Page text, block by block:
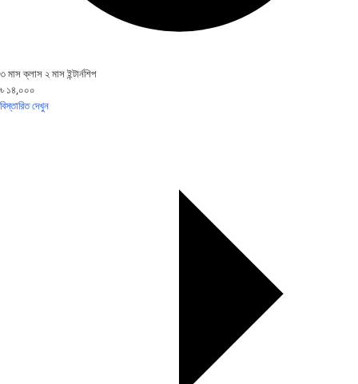
৩ মাস ক্লাস ২ মাস ইন্টার্নশিপ
৳ ১৪,০০০
বিস্তারিত দেখুন